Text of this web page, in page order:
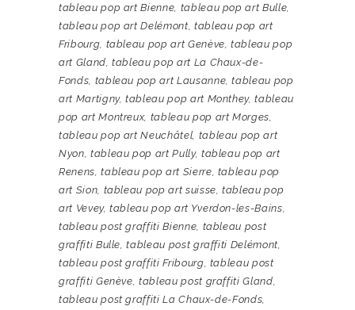
tableau pop art Bienne tableau pop art Bulle
tableau pop art Delémont tableau pop art
Fribourg tableau pop art Genève ,tableau pop
art Gland ,tableau pop art La Chaux-de-
Fonds tableau pop art Lausanne ,tableau pop
art Martigny,tableau pop art Monthey,tableau
pop art Montreux, tableau pop art Morges
tableau pop art Neuchâtel tableau pop art
Nyon tableau pop art Pully, tableau pop art
Renens ,tableau pop art Sierre tableau pop
art Sion tableau pop art suisse ,tableau pop
art Vevey,tableau pop art Yverdon-les-Bains
tableau post graffiti Bienne tableau post
graffiti Bulle ,tableau post graffiti Delémont
tableau post graffiti Fribourg tableau post
graffiti Genève ,tableau post graffiti Gland
tableau post graffiti La Chaux-de-Fonds